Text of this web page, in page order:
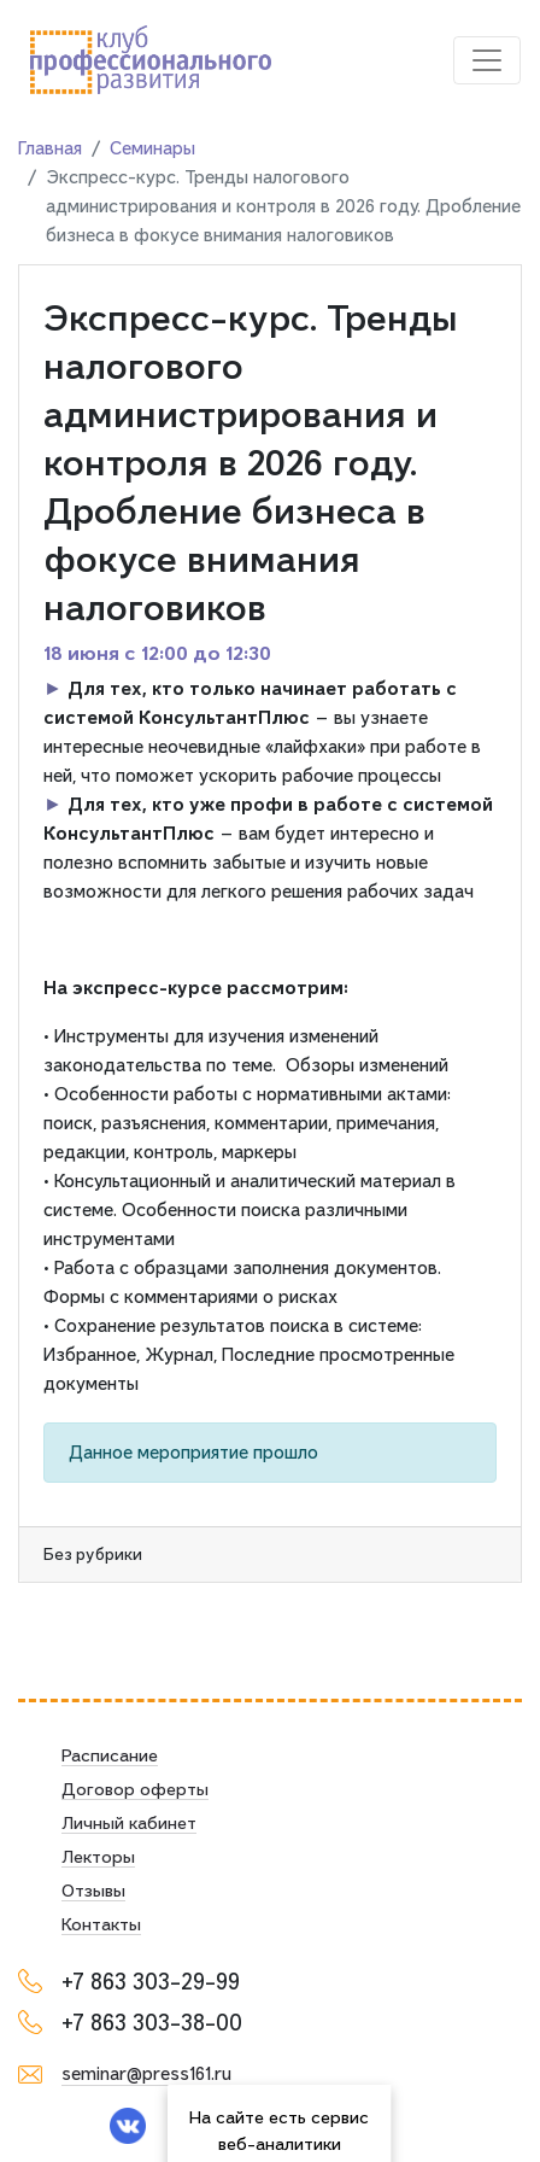
Главная
Семинары
Экспресс-курс. Тренды налогового
администрирования и контроля в 2026 году. Дробление
бизнеса в фокусе внимания налоговиков
Экспресс-курс. Тренды
налогового
администрирования и
контроля в 2026 году.
Дробление бизнеса в
фокусе внимания
налоговиков
18 июня c 12:00 до 12:30
► Для тех, кто только начинает работать с
системой КонсультантПлюс — вы узнаете
интересные неочевидные «лайфхаки» при работе в
ней, что поможет ускорить рабочие процессы
► Для тех, кто уже профи в работе с системой
КонсультантПлюс — вам будет интересно и
полезно вспомнить забытые и изучить новые
возможности для легкого решения рабочих задач
На экспресс-курсе рассмотрим:
• Инструменты для изучения изменений
законодательства по теме. Обзоры изменений
• Особенности работы с нормативными актами:
поиск, разъяснения, комментарии, примечания,
редакции, контроль, маркеры
• Консультационный и аналитический материал в
системе. Особенности поиска различными
инструментами
• Работа с образцами заполнения документов.
Формы с комментариями о рисках
• Сохранение результатов поиска в системе:
Избранное, Журнал, Последние просмотренные
документы
Данное мероприятие прошло
Без рубрики
Расписание
Договор оферты
Личный кабинет
Лекторы
Отзывы
Контакты
+7 863 303-29-99
+7 863 303-38-00
seminar@press161.ru
На сайте есть сервис
веб-аналитики